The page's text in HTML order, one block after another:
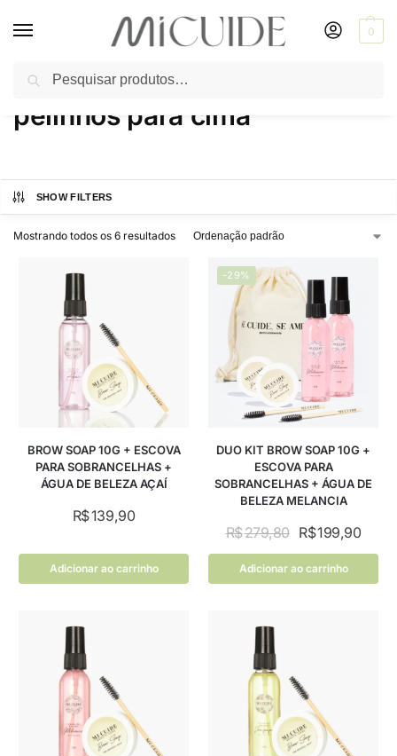
0
Início Produtos marcados com a tag “pelinhos para cima”
pelinhos para cima
SHOW FILTERS
Mostrando todos os 6 resultados
BROW SOAP 10G + ESCOVA
PARA SOBRANCELHAS +
ÁGUA DE BELEZA AÇAÍ
R$139,90
Adicionar ao carrinho
-29%
DUO KIT BROW SOAP 10G +
ESCOVA PARA
SOBRANCELHAS + ÁGUA DE
BELEZA MELANCIA
R$279,80 R$199,90
Adicionar ao carrinho